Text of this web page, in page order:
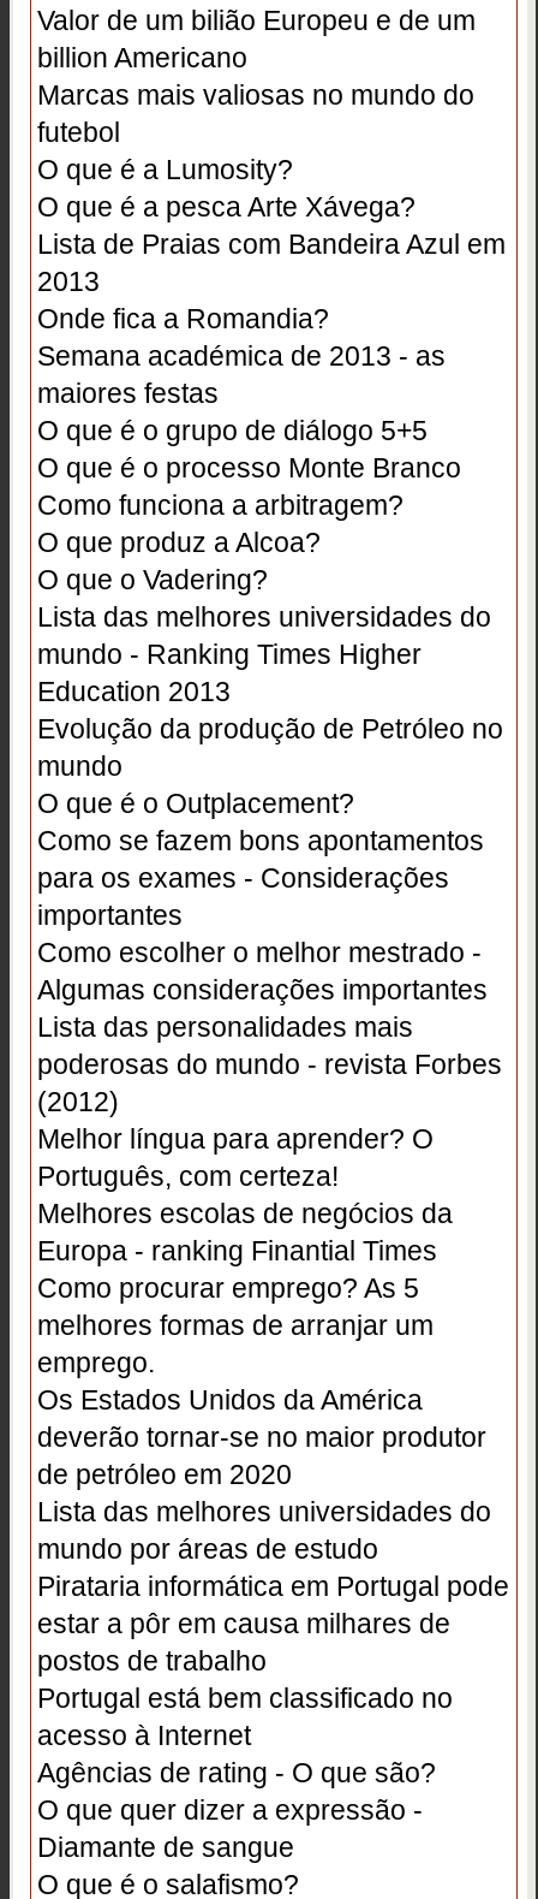
Valor de um bilião Europeu e de um
billion Americano
Marcas mais valiosas no mundo do
futebol
O que é a Lumosity?
O que é a pesca Arte Xávega?
Lista de Praias com Bandeira Azul em
2013
Onde fica a Romandia?
Semana académica de 2013 - as
maiores festas
O que é o grupo de diálogo 5+5
O que é o processo Monte Branco
Como funciona a arbitragem?
O que produz a Alcoa?
O que o Vadering?
Lista das melhores universidades do
mundo - Ranking Times Higher
Education 2013
Evolução da produção de Petróleo no
mundo
O que é o Outplacement?
Como se fazem bons apontamentos
para os exames - Considerações
importantes
Como escolher o melhor mestrado -
Algumas considerações importantes
Lista das personalidades mais
poderosas do mundo - revista Forbes
(2012)
Melhor língua para aprender? O
Português, com certeza!
Melhores escolas de negócios da
Europa - ranking Finantial Times
Como procurar emprego? As 5
melhores formas de arranjar um
emprego.
Os Estados Unidos da América
deverão tornar-se no maior produtor
de petróleo em 2020
Lista das melhores universidades do
mundo por áreas de estudo
Pirataria informática em Portugal pode
estar a pôr em causa milhares de
postos de trabalho
Portugal está bem classificado no
acesso à Internet
Agências de rating - O que são?
O que quer dizer a expressão -
Diamante de sangue
O que é o salafismo?